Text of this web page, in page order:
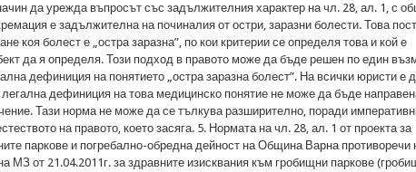
да урежда въпросът със задължителния характер на чл. 28, ал. 1, с
е задължителна на починалия от остри, заразни болести. Това
коя болест е „остра заразна”, по кои критерии се определя това и кой е
да я определя. Този подход в правото може да бъде решен по един
дефиниция на понятието „остра заразна болест”. На всички юристи е
легална дефиниция на това медицинско понятие не може да бъде
Тази норма не може да се тълкува разширително, поради
на правото, което засяга. 5. Нормата на чл. 28, ал. 1 от проекта за
паркове и погребално-обредна дейност на Община Варна противоречи
МЗ от 21.04.2011г. за здравните изисквания към гробищни паркове